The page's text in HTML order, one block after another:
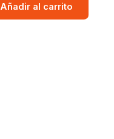
Añadir al carrito